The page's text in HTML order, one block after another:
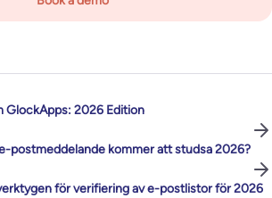
GlockApps: 2026 Edition
postmeddelande kommer att studsa 2026?
för verifiering av e-postlistor för 2026